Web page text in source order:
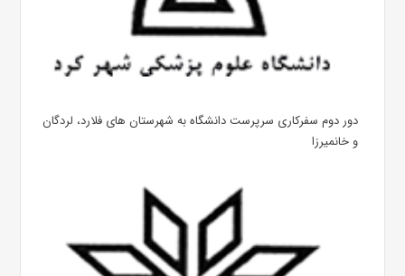
دور دوم سفرکاری سرپرست دانشگاه به شهرستان های فلارد، لردگان
و خانمیرزا